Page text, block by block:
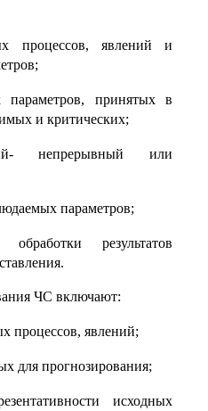
процессов, явлений и
параметров, принятых в
и критических;
непрерывный или
параметров;
результатов
ЧС включают:
процессов, явлений;
для прогнозирования;
исходных